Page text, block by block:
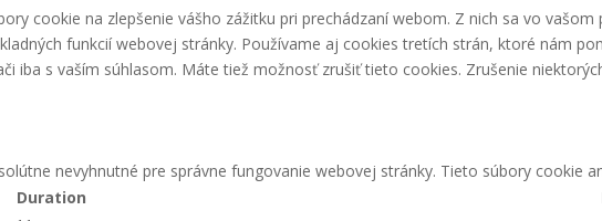
cookie na zlepšenie vášho zážitku pri prechádzaní webom. Z nich sa vo
funkcií webovej stránky. Používame aj cookies tretích strán, ktoré nám
iba s vaším súhlasom. Máte tiež možnosť zrušiť tieto cookies. Zrušenie
nevyhnutné pre správne fungovanie webovej stránky. Tieto súbory cookie
Duration